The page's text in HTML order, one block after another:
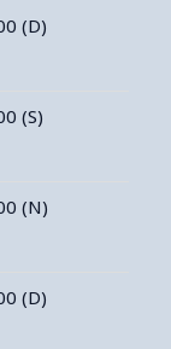
(D)
(S)
(N)
(D)